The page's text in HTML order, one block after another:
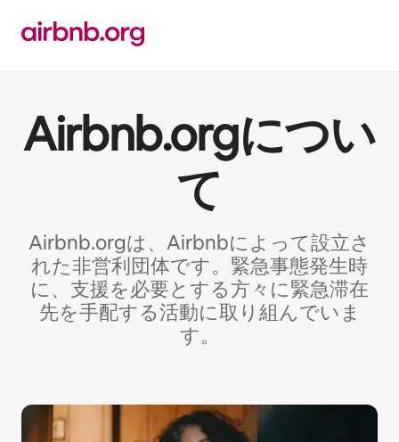
Airbnb.orgについ
て
Airbnb.orgは、Airbnbによって設立さ
れた非営利団体です。緊急事態発生時
に、支援を必要とする方々に緊急滞在
先を手配する活動に取り組んでいま
す。